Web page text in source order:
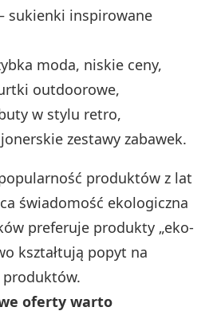
sukienki inspirowane
moda, niskie ceny,
outdoorowe,
w stylu retro,
zestawy zabawek.
produktów z lat
świadomość ekologiczna
preferuje produkty „eko-
kształtują popyt na
oferty warto